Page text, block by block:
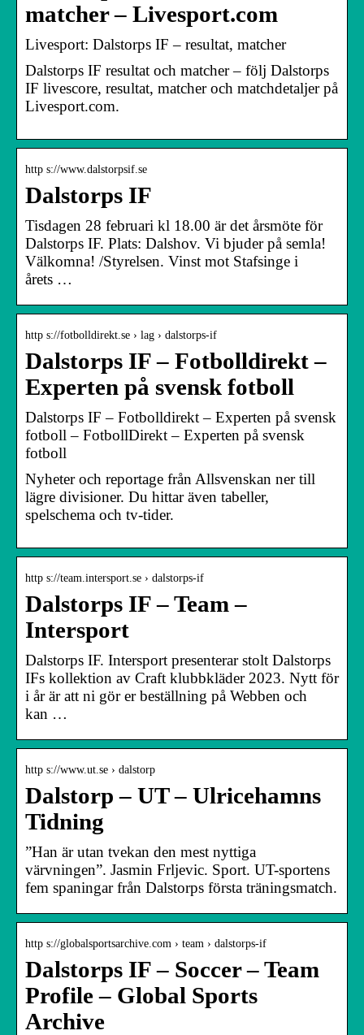
matcher – Livesport.com
Livesport: Dalstorps IF – resultat, matcher
Dalstorps IF resultat och matcher – följ Dalstorps
IF livescore, resultat, matcher och matchdetaljer på
Livesport.com.
http s://www.dalstorpsif.se
Dalstorps IF
Tisdagen 28 februari kl 18.00 är det årsmöte för
Dalstorps IF. Plats: Dalshov. Vi bjuder på semla!
Välkomna! /Styrelsen. Vinst mot Stafsinge i
årets …
http s://fotbolldirekt.se › lag › dalstorps-if
Dalstorps IF – Fotbolldirekt –
Experten på svensk fotboll
Dalstorps IF – Fotbolldirekt – Experten på svensk
fotboll – FotbollDirekt – Experten på svensk
fotboll
Nyheter och reportage från Allsvenskan ner till
lägre divisioner. Du hittar även tabeller,
spelschema och tv-tider.
http s://team.intersport.se › dalstorps-if
Dalstorps IF – Team –
Intersport
Dalstorps IF. Intersport presenterar stolt Dalstorps
IFs kollektion av Craft klubbkläder 2023. Nytt för
i år är att ni gör er beställning på Webben och
kan …
http s://www.ut.se › dalstorp
Dalstorp – UT – Ulricehamns
Tidning
”Han är utan tvekan den mest nyttiga
värvningen”. Jasmin Frljevic. Sport. UT-sportens
fem spaningar från Dalstorps första träningsmatch.
http s://globalsportsarchive.com › team › dalstorps-if
Dalstorps IF – Soccer – Team
Profile – Global Sports
Archive